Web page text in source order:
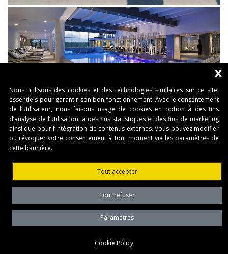
x
Nous utilisons des cookies et des technologies similaires sur ce site,
essentiels pour garantir son bon fonctionnement. Avec le consentement
de l’utilisateur, nous faisons usage de cookies en option à des fins
d’analyse de l’utilisation, à des fins statistiques et des fins de marketing
ainsi que pour l’intégration de contenus externes. Vous pouvez modifier
ou révoquer votre consentement à tout moment via les paramètres de
cette bannière.
Tout accepter
Tout refuser
Paramètres
Cookie Policy